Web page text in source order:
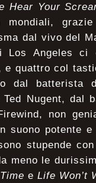
Hear Your
dal vivo del
Los Angeles ci
quattro col
dal batterista
Nugent, dal
non
suono potente
stupende
meno le
Time e Life Won’t